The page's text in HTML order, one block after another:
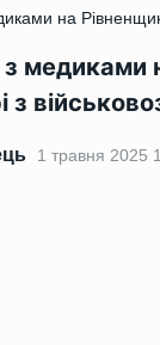
медиками
з
1 травня 2025